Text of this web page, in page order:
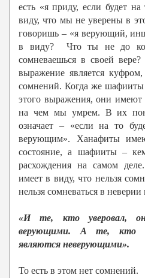
есть «я приду, если будет
виду, что мы не уверены в
говоришь – «я верующий,
в виду? Что ты не до
сомневаешься в своей
выражение является
сомнений. Когда же шафииты
этого выражения, они
на чем мы умрем. В их
означает – «если на то
верующим». Ханафиты
состояние, а шафииты –
расхождения на самом
имеет в виду, что нельзя
нельзя сомневаться в неверии
«И те, кто уверовал,
верующими. А те, кто
являются неверующими».
То есть в этом нет сомнений.